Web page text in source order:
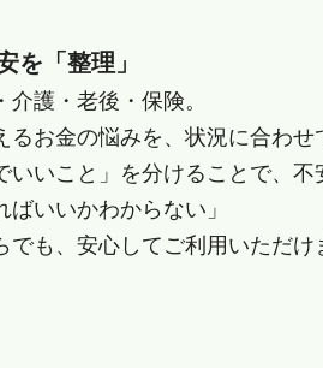
を「整理」
護・老後・保険。
るお金の悩みを、状況に合わ
いいこと」を分けることで、不
ばいいかわからない」
でも、安心してご利用いただけ